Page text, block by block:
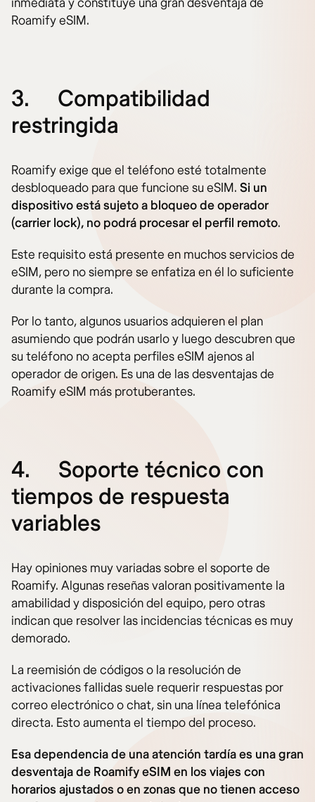
inmediata y constituye una gran desventaja de
Roamify eSIM.
3.
Compatibilidad
restringida
Roamify exige que el teléfono esté totalmente
desbloqueado para que funcione su eSIM. Si un
dispositivo está sujeto a bloqueo de operador
(carrier lock), no podrá procesar el perfil remoto.
Este requisito está presente en muchos servicios de
eSIM, pero no siempre se enfatiza en él lo suficiente
durante la compra.
Por lo tanto, algunos usuarios adquieren el plan
asumiendo que podrán usarlo y luego descubren que
su teléfono no acepta perfiles eSIM ajenos al
operador de origen. Es una de las desventajas de
Roamify eSIM más protuberantes.
4.
Soporte técnico con
tiempos de respuesta
variables
Hay opiniones muy variadas sobre el soporte de
Roamify. Algunas reseñas valoran positivamente la
amabilidad y disposición del equipo, pero otras
indican que resolver las incidencias técnicas es muy
demorado.
La reemisión de códigos o la resolución de
activaciones fallidas suele requerir respuestas por
correo electrónico o chat, sin una línea telefónica
directa. Esto aumenta el tiempo del proceso.
Esa dependencia de una atención tardía es una gran
desventaja de Roamify eSIM en los viajes con
horarios ajustados o en zonas que no tienen acceso